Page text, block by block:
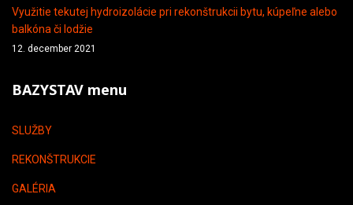
Využitie tekutej hydroizolácie pri rekonštrukcii bytu, kúpeľne alebo
balkóna či lodžie
12. december 2021
BAZYSTAV menu
SLUŽBY
REKONŠTRUKCIE
GALÉRIA